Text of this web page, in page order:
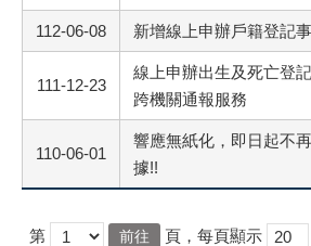
112-06-08 新增線上申辦戶籍登記
111-12-23
線上申辦出生及死亡登
跨機關通報服務
110-06-01
響應無紙化，即日起不
據!!
第 頁，每頁顯示